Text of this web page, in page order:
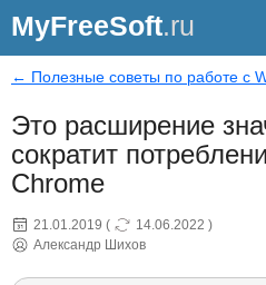
MyFreeSoft.ru
← Полезные советы по работе с
Это расширение
сократит
Chrome
21.01.2019 ( 14.06.2022 )
Александр Шихов